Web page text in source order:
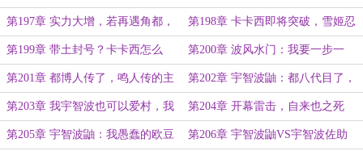
水门 【求月票】
第197章 实力大增，若再遇角都，
打死他
第198章 卡卡西即将突破，雪姬忍
法帖参上【三更】
第199章 带土封号？卡卡西怎么
办？【四更，求订阅求月票】
第200章 波风水门：我要一步一
步，一步一步爬到最高！成为火影！
第201章 都博人传了，鸣人传的主
角鸣人死了也很合理吧
第202章 宇智波鼬：都八代目了，
出一个宇智波火影又怎么了？
第203章 我宇智波也可以爱村，我
宇智波也可以谈啊
第204章 开幕雷击，自来也之死
第205章 宇智波鼬：我愚蠢的欧豆 第206章 宇智波鼬VS宇智波佐助